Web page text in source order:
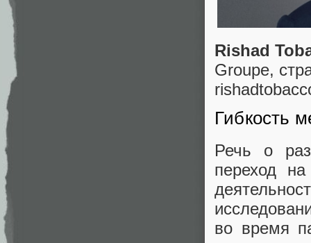
Rishad
Groupe,
Гибкость
Речь о
переход
во время